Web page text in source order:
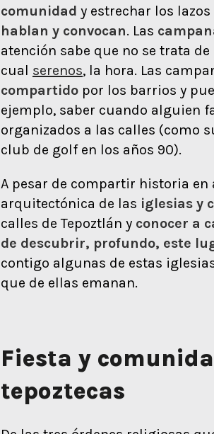
comunidad y estrechar los
hablan y convocan. Las
atención sabe que no se trata
cual serenos, la hora. Las
compartido por los barrios y
ejemplo, saber cuando alguien
organizados a las calles (como
club de golf en los años 90).
A pesar de compartir historia en
arquitectónica de las iglesias y
calles de Tepoztlán y conocer a
de descubrir, profundo, este
contigo algunas de estas
que de ellas emanan.
Fiesta y
tepoztecas